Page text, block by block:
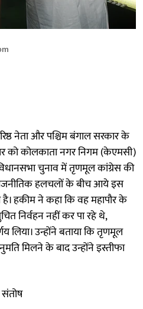
नेता और पश्चिम बंगाल सरकार के
को कोलकाता नगर निगम (केएमसी)
चुनाव में तृणमूल कांग्रेस की
राजनीतिक हलचलों के बीच आये इस
हकीम ने कहा कि वह महापौर के
निर्वहन नहीं कर पा रहे थे,
लिया। उन्होंने बताया कि तृणमूल
मिलने के बाद उन्होंने इस्तीफा